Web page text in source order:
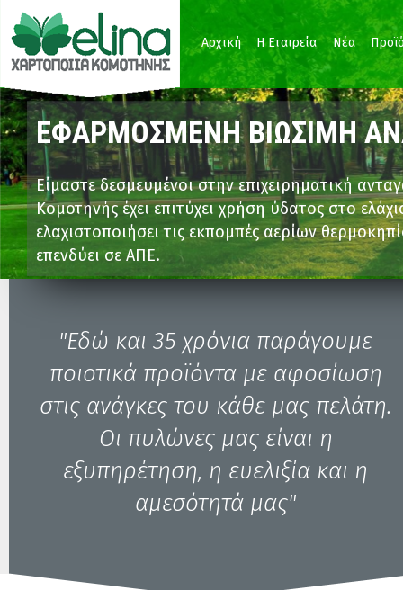
Παράκαμψη προς το κυρίως περιεχόμενο
Αρχική Η Εταιρεία Νέα
ΕΦΑΡΜΟΣΜΕΝΗ ΒΙΩΣΙΜΗ
Είμαστε δεσμευμένοι στην επιχειρηματική
Κομοτηνής έχει επιτύχει χρήση ύδατος στο
ελαχιστοποιήσει τις εκπομπές αερίων
επενδύει σε ΑΠΕ.
ΔΙΑΡΚΗΣ ΕΠΙΧΕΙΡΗΜΑΤΙΚΗ
Με κορμό τη χαρτοποιητική δραστηριότητα η
επιχειρηματικά σχέδια που ενισχύουν τη
και βελτίωσης. Η εταιρεία δραστηριοποιείται
εμπορία βιομάζας.
ΕΞΑΓΩΓΙΚΟΣ
Με επίκεντρο τη Θράκη η Χαρτοποιία
δυναμικό και εγκαταστάσεις σε όλη τη ΝΑ
συνεισφέροντας θετικά στο εμπορικό
"Εδώ και 35 χρόνια παράγουμε
ποιοτικά προϊόντα με αφοσίωση
στις ανάγκες του κάθε μας πελάτη.
Οι πυλώνες μας είναι η
εξυπηρέτηση, η ευελιξία και η
αμεσότητά μας"